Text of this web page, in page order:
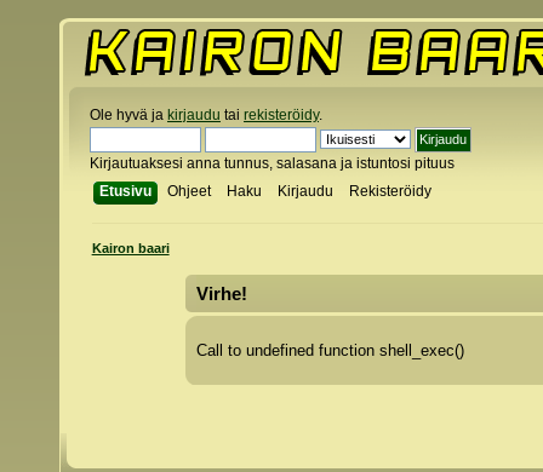
Ole hyvä ja kirjaudu tai rekisteröidy.
Kirjautuaksesi anna tunnus, salasana ja istuntosi pituus
Etusivu
Ohjeet Haku Kirjaudu Rekisteröidy
Kairon baari
Virhe!
Call to undefined function shell_exec()